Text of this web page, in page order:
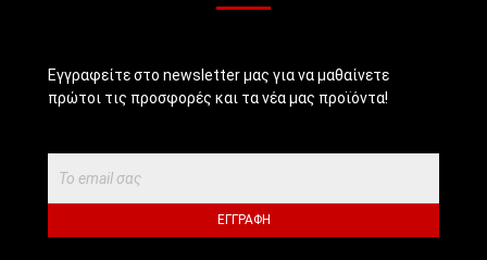
Εγγραφείτε στο newsletter μας για να μαθαίνετε
πρώτοι τις προσφορές και τα νέα μας προϊόντα!
ΕΓΓΡΑΦΉ